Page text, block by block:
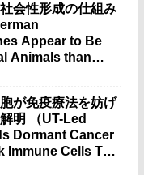
会性形成の仕組み
Appear to Be
Animals than
）
が免疫療法を妨げ
明 （UT-Led
Dormant Cancer
Immune Cells To
）